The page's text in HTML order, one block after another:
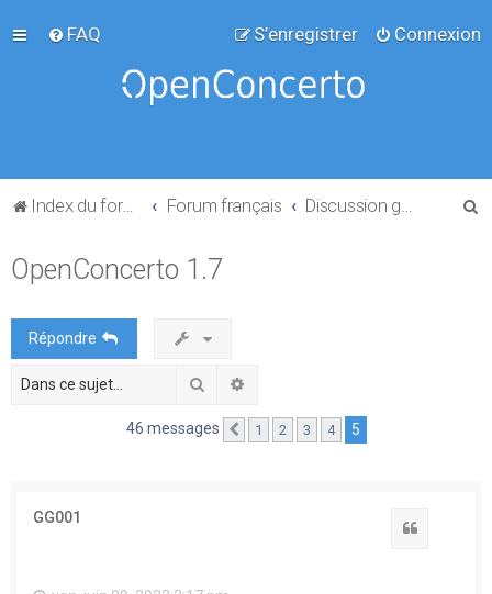
FAQ Connexion
S’enregistrer
Index du forum Forum français
OpenConcerto 1.7
Répondre
Rechercher
46 messages Précédente
1 2 3 4 5
GG001